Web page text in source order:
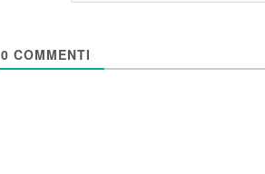
0 COMMENTI